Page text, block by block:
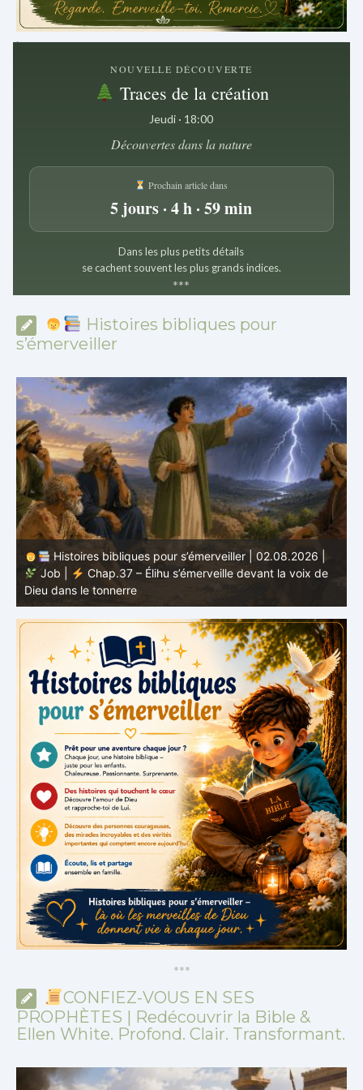
.
NOUVELLE DÉCOUVERTE
Traces de la création
Jeudi · 18:00
Découvertes dans la nature
Prochain article dans
5 jours · 4 h · 59 min
Dans les plus petits détails
se cachent souvent les plus grands indices.
***
Histoires bibliques pour
s’émerveiller
Histoires bibliques pour s’émerveiller | 01.08.2026 |
Job |
Chap.36 – Élihu continue de parler de la
grandeur de Dieu
***
CONFIEZ-VOUS EN SES
PROPHÈTES | Redécouvrir la Bible &
Ellen White. Profond. Clair. Transformant.